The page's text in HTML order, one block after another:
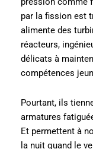
par la fission est
alimente des
réacteurs,
délicats à
compétences
Pourtant, ils
armatures
Et permettent à
la nuit quand le